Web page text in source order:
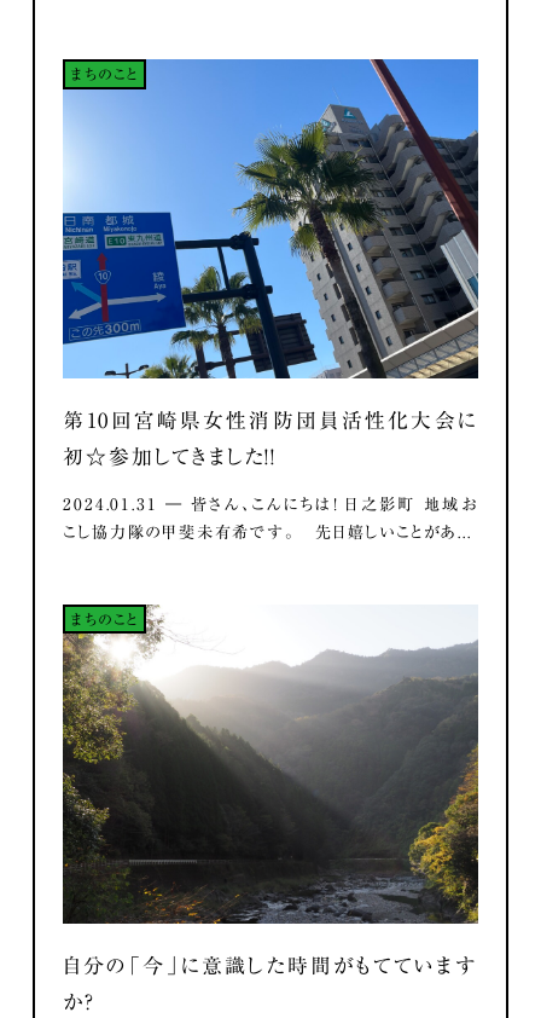
まちのこと
第10回宮崎県女性消防団員活性化大会に
初☆参加してきました！！
2024.01.31 ― 皆さん、こんにちは！ 日之影町 地域お
こし協力隊の甲斐未有希です。 先日嬉しいことがあ...
まちのこと
自分の「今」に意識した時間がもてています
か？